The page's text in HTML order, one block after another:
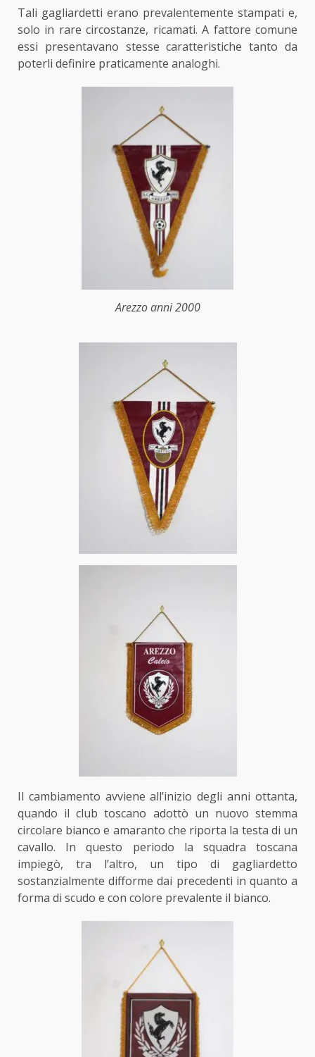
Tali gagliardetti erano prevalentemente stampati e,
solo in rare circostanze, ricamati. A fattore comune
essi presentavano stesse caratteristiche tanto da
poterli definire praticamente analoghi.
Arezzo anni 2000
Il cambiamento avviene all’inizio degli anni ottanta,
quando il club toscano adottò un nuovo stemma
circolare bianco e amaranto che riporta la testa di un
cavallo. In questo periodo la squadra toscana
impiegò, tra l’altro, un tipo di gagliardetto
sostanzialmente difforme dai precedenti in quanto a
forma di scudo e con colore prevalente il bianco.